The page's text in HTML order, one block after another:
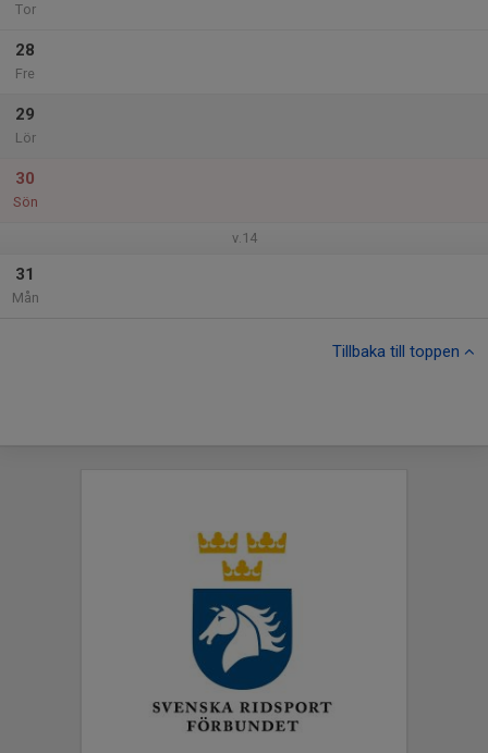
Tor
28
Fre
29
Lör
30
Sön
v.14
31
Mån
Tillbaka till toppen